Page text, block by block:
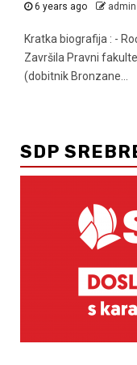
6 years ago admin
Kratka biografija : -
Završila Pravni
(dobitnik Bronzane...
SDP